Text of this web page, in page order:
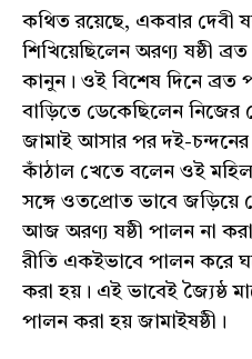
কথিত রয়েছে, একবার দেবী
শিখিয়েছিলেন অরণ্য ষষ্ঠী
কানুন। ওই বিশেষ দিনে
বাড়িতে ডেকেছিলেন নিজের
জামাই আসার পর দই-
কাঁঠাল খেতে বলেন ওই
সঙ্গে ওতপ্রোত ভাবে জড়িয়ে
আজ অরণ্য ষষ্ঠী পালন না
রীতি একইভাবে পালন করে
করা হয়। এই ভাবেই জ্যৈষ্ঠ
পালন করা হয় জামাইষষ্ঠী।